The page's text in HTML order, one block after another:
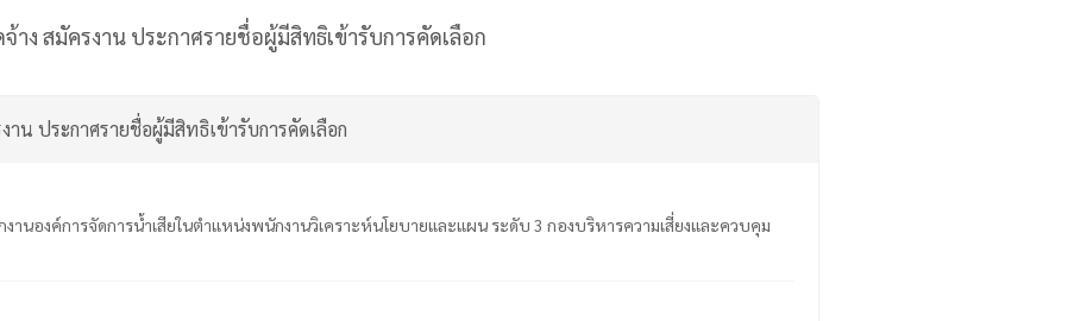
าง สมัครงาน ประกาศรายชื่อผู้มีสิทธิเข้ารับการคัดเลือก
าน ประกาศรายชื่อผู้มีสิทธิเข้ารับการคัดเลือก
นองค์การจัดการน้ำเสียในตำแหน่งพนักงานวิเคราะห์นโยบายและแผน ระดับ 3 กองบริหารความเสี่ยงและควบคุม